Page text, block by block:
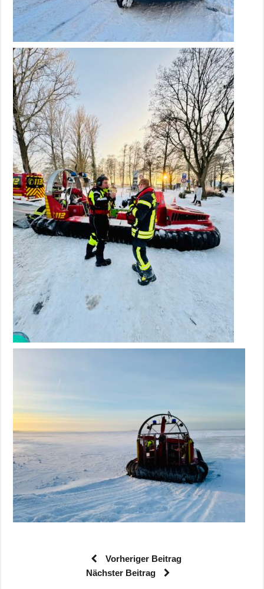
Vorheriger Beitrag
Nächster Beitrag